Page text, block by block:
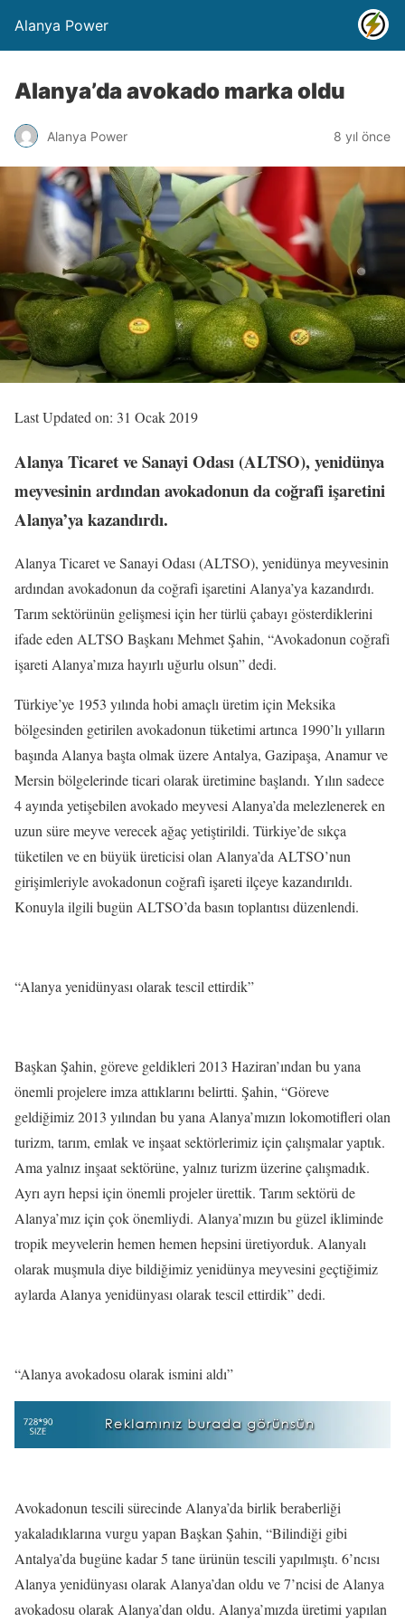
Alanya Power
Alanya’da avokado marka oldu
Alanya Power 8 yıl önce
Last Updated on: 31 Ocak 2019
Alanya Ticaret ve Sanayi Odası (ALTSO), yenidünya
meyvesinin ardından avokadonun da coğrafi işaretini
Alanya’ya kazandırdı.
Alanya Ticaret ve Sanayi Odası (ALTSO), yenidünya meyvesinin
ardından avokadonun da coğrafi işaretini Alanya’ya kazandırdı.
Tarım sektörünün gelişmesi için her türlü çabayı gösterdiklerini
ifade eden ALTSO Başkanı Mehmet Şahin, “Avokadonun coğrafi
işareti Alanya’mıza hayırlı uğurlu olsun” dedi.
Türkiye’ye 1953 yılında hobi amaçlı üretim için Meksika
bölgesinden getirilen avokadonun tüketimi artınca 1990’lı yılların
başında Alanya başta olmak üzere Antalya, Gazipaşa, Anamur ve
Mersin bölgelerinde ticari olarak üretimine başlandı. Yılın sadece
4 ayında yetişebilen avokado meyvesi Alanya’da melezlenerek en
uzun süre meyve verecek ağaç yetiştirildi. Türkiye’de sıkça
tüketilen ve en büyük üreticisi olan Alanya’da ALTSO’nun
girişimleriyle avokadonun coğrafi işareti ilçeye kazandırıldı.
Konuyla ilgili bugün ALTSO’da basın toplantısı düzenlendi.
“Alanya yenidünyası olarak tescil ettirdik”
Başkan Şahin, göreve geldikleri 2013 Haziran’ından bu yana
önemli projelere imza attıklarını belirtti. Şahin, “Göreve
geldiğimiz 2013 yılından bu yana Alanya’mızın lokomotifleri olan
turizm, tarım, emlak ve inşaat sektörlerimiz için çalışmalar yaptık.
Ama yalnız inşaat sektörüne, yalnız turizm üzerine çalışmadık.
Ayrı ayrı hepsi için önemli projeler ürettik. Tarım sektörü de
Alanya’mız için çok önemliydi. Alanya’mızın bu güzel ikliminde
tropik meyvelerin hemen hemen hepsini üretiyorduk. Alanyalı
olarak muşmula diye bildiğimiz yenidünya meyvesini geçtiğimiz
aylarda Alanya yenidünyası olarak tescil ettirdik” dedi.
“Alanya avokadosu olarak ismini aldı”
Avokadonun tescili sürecinde Alanya’da birlik beraberliği
yakaladıklarına vurgu yapan Başkan Şahin, “Bilindiği gibi
Antalya’da bugüne kadar 5 tane ürünün tescili yapılmıştı. 6’ncısı
Alanya yenidünyası olarak Alanya’dan oldu ve 7’ncisi de Alanya
avokadosu olarak Alanya’dan oldu. Alanya’mızda üretimi yapılan